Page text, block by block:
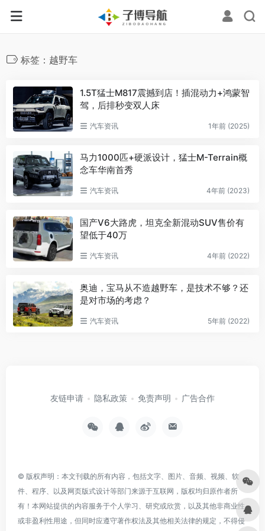
标签：越野车
1.5T猛士M817震撼到店！插混动力+鸿蒙智
驾，后排秒变双人床
汽车资讯 1年前 (2025)
马力1000匹+硬派设计，猛士M-Terrain概
念车华南首秀
汽车资讯 4年前 (2023)
国产V6大路虎，坦克全新混动SUV售价有
望低于40万
汽车资讯 4年前 (2022)
奥迪，宝马从不造越野车，是技术不够？还
是对市场的考虑？
汽车资讯 5年前 (2022)
友链申请 隐私政策 免责声明 广告合作
© 版权声明：本文刊载的所有内容，包括文字、图片、音频、视频、软
件、程序、以及网页版式设计等部门来源于互联网，版权均归原作者所
有！本网站提供的内容服务于个人学习、研究或欣赏，以及其他非商业性
或非盈利性用途，但同时应遵守著作权法及其他相关法律的规定，不得侵